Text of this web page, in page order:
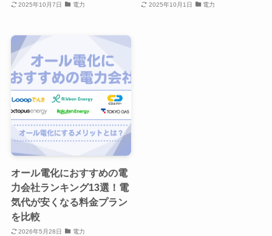
2025年10月7日 電力 2025年10月1日 電力
オール電化におすすめの電
力会社ランキング13選！電
気代が安くなる料金プラン
を比較
2026年5月28日 電力